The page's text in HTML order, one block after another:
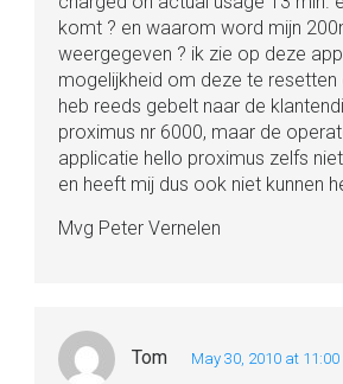
komt ? en waarom word mijn
weergegeven ? ik zie op deze
mogelijkheid om deze te resetten
heb reeds gebelt naar de
proximus nr 6000, maar de
applicatie hello proximus zelfs
en heeft mij dus ook niet kunnen
Mvg Peter Vernelen
Tom May 30, 2010 at 11:00